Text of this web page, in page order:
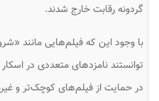
گردونه رقابت خارج شدند.
با وجود این که فیلم‌هایی مانند
توانستند نامزدهای متعددی در
در حمایت از فیلم‌های کوچک‌تر و